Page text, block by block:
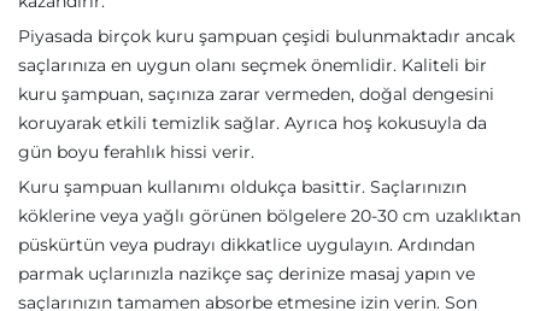
Piyasada birçok kuru şampuan çeşidi bulunmaktadır ancak
saçlarınıza en uygun olanı seçmek önemlidir. Kaliteli bir
kuru şampuan, saçınıza zarar vermeden, doğal dengesini
koruyarak etkili temizlik sağlar. Ayrıca hoş kokusuyla da
gün boyu ferahlık hissi verir.
Kuru şampuan kullanımı oldukça basittir. Saçlarınızın
köklerine veya yağlı görünen bölgelere 20-30 cm uzaklıktan
püskürtün veya pudrayı dikkatlice uygulayın. Ardından
parmak uçlarınızla nazikçe saç derinize masaj yapın ve
saçlarınızın tamamen absorbe etmesine izin verin. Son